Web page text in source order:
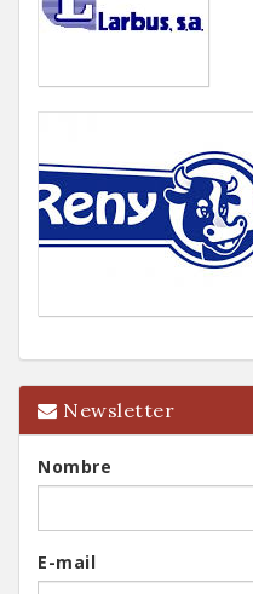
Newsletter
Nombre
E-mail